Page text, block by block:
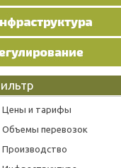
Цены и тарифы
Объемы перевозок
Производство